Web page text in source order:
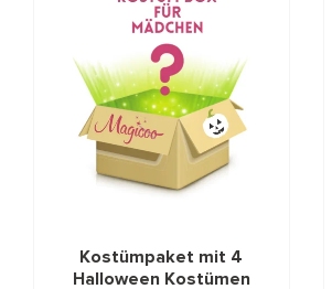
Kostümpaket mit 4
Halloween Kostümen